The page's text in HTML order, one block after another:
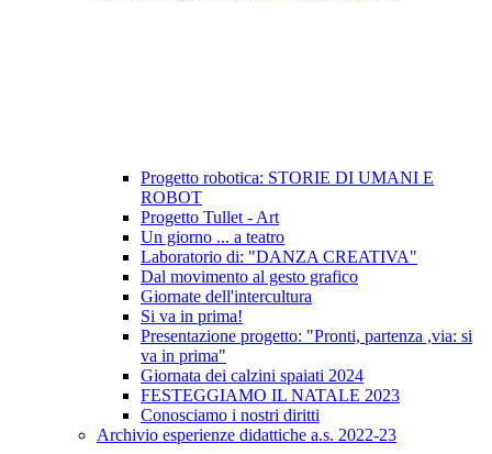
Progetto robotica: STORIE DI UMANI E
ROBOT
Progetto Tullet - Art
Un giorno ... a teatro
Laboratorio di: "DANZA CREATIVA"
Dal movimento al gesto grafico
Giornate dell'intercultura
Si va in prima!
Presentazione progetto: "Pronti, partenza ,via: si
va in prima"
Giornata dei calzini spaiati 2024
FESTEGGIAMO IL NATALE 2023
Conosciamo i nostri diritti
Archivio esperienze didattiche a.s. 2022-23